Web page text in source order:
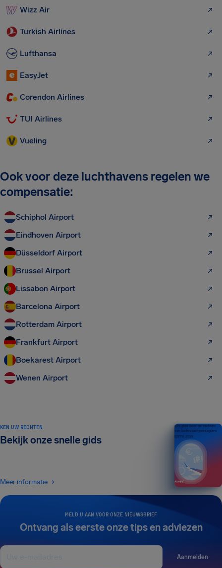
Wizz Air
Turkish Airlines
Lufthansa
EasyJet
Corendon Airlines
TUI Airlines
Vueling
Ook voor deze luchthavens regelen we
compensatie:
Schiphol Airport
Eindhoven Airport
Düsseldorf Airport
Brussel Airport
Lissabon Airport
Barcelona Airport
Rotterdam Airport
Frankfurt Airport
Boekarest Airport
Wenen Airport
MELD U AAN VOOR ONZE NIEUWSBRIEF
Ontvang als eerste onze tips en adviezen
Aanmelden
KEN UW RECHTEN
Bekijk onze snelle gids
Meer informatie
Een gids over de rechten
van luchtvaartpassagiers
EDITIE 2026